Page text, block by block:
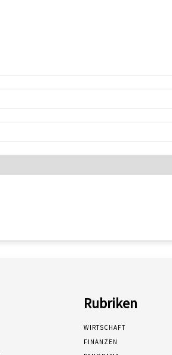
Rubriken
WIRTSCHAFT
FINANZEN